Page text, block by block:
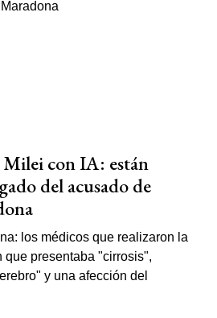
con IA: están
del acusado de